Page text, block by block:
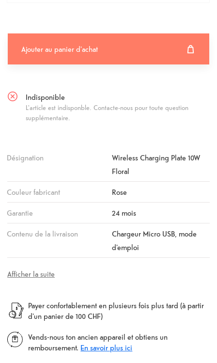
Ajouter au panier d'achat
Indisponible
L'article est indisponble. Contacte-nous pour toute question
supplémentaire.
Désignation
Wireless Charging Plate 10W
Floral
Couleur fabricant Rose
Garantie 24 mois
Contenu de la livraison
Chargeur Micro USB, mode
d'emploi
Afficher la suite
Payer confortablement en plusieurs fois plus tard (à partir
d'un panier de 100 CHF)
Vends-nous ton ancien appareil et obtiens un
remboursement. En savoir plus ici